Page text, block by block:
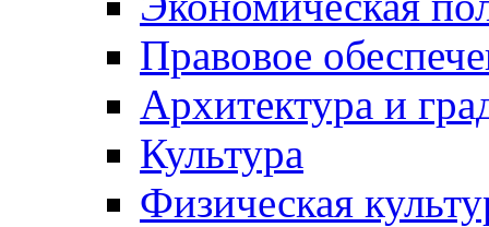
Правовое
Архитектура и
Культура
Физическая